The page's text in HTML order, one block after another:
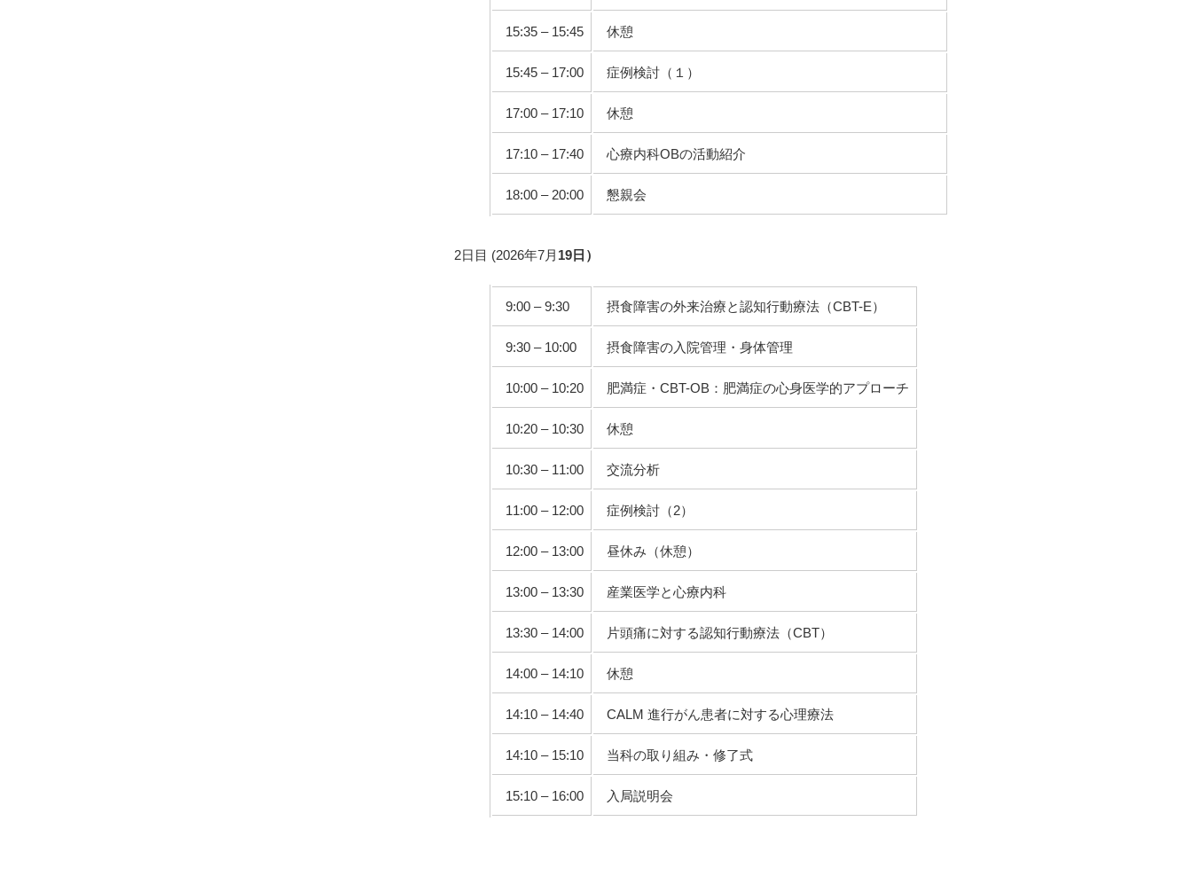
15:35 – 15:45 休憩
15:45 – 17:00 症例検討（１）
17:00 – 17:10 休憩
17:10 – 17:40 心療内科OBの活動紹介
18:00 – 20:00 懇親会
2日目 (2026年7月 19日）
9:00 – 9:30 摂食障害の外来治療と認知行動療法（CBT-E）
9:30 – 10:00 摂食障害の入院管理・身体管理
10:00 – 10:20 肥満症・CBT-OB：肥満症の心身医学的アプローチ
10:20 – 10:30 休憩
10:30 – 11:00 交流分析
11:00 – 12:00 症例検討（2）
12:00 – 13:00 昼休み（休憩）
13:00 – 13:30 産業医学と心療内科
13:30 – 14:00 片頭痛に対する認知行動療法（CBT）
14:00 – 14:10 休憩
14:10 – 14:40 CALM 進行がん患者に対する心理療法
14:10 – 15:10 当科の取り組み・修了式
15:10 – 16:00 入局説明会